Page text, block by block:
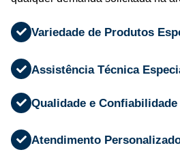
Variedade de Produtos
Assistência Técnica
Qualidade e
Atendimento